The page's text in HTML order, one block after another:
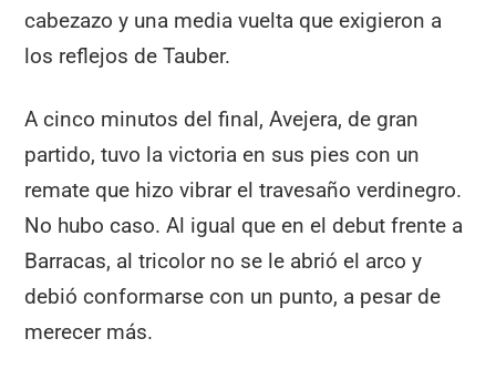
cabezazo y una media vuelta que exigieron a
los reflejos de Tauber.
A cinco minutos del final, Avejera, de gran
partido, tuvo la victoria en sus pies con un
remate que hizo vibrar el travesaño verdinegro.
No hubo caso. Al igual que en el debut frente a
Barracas, al tricolor no se le abrió el arco y
debió conformarse con un punto, a pesar de
merecer más.